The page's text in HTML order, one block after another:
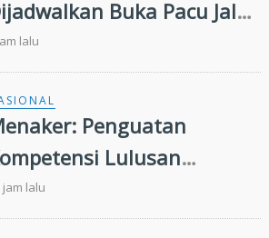
Buka Pacu Jalur
dan Resmikan Sekolah
di Kuansing
lalu
Penguatan
Lulusan
Tinggi Penting
Menjawab Kebutuhan
jam lalu